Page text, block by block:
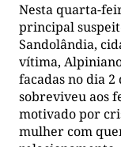
Nesta quarta-
principal
Sandolândia,
vítima,
facadas no dia
sobreviveu aos
motivado por
mulher com